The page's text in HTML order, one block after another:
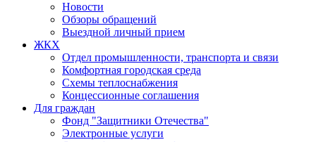
Новости
Обзоры обращений
Выездной личный прием
ЖКХ
Отдел промышленности, транспорта и связи
Комфортная городская среда
Схемы теплоснабжения
Концессионные соглашения
Для граждан
Фонд "Защитники Отечества"
Электронные услуги